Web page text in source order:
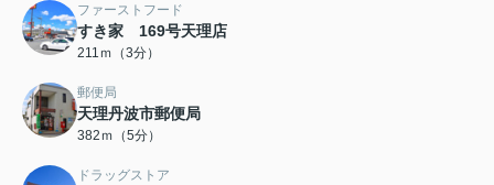
ファーストフード
すき家 169号天理店
211ｍ（3分）
郵便局
天理丹波市郵便局
382ｍ（5分）
ドラッグストア